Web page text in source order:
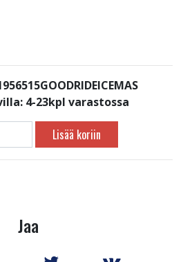
4-23kpl varastossa
Lisää koriin
Jaa